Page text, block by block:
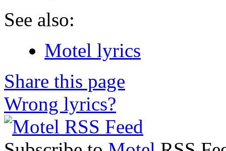
See also:
Motel lyrics
Share this page
Wrong lyrics?